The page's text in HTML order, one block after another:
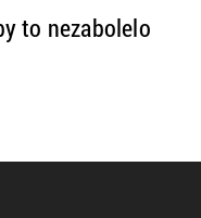
to nezabolelo